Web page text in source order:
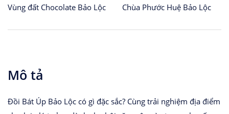
Vùng đất Chocolate Bảo Lộc Chùa Phước Huệ Bảo Lộc
Mô tả
Đồi Bát Úp Bảo Lộc có gì đặc sắc? Cùng trải nghiệm địa điểm